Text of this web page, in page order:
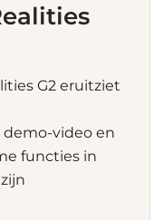
G2 eruitziet
video en
functies in